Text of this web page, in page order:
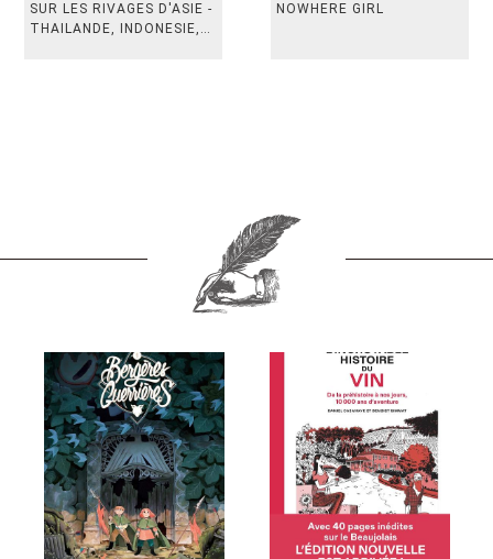
SUR LES RIVAGES D'ASIE -
THAILANDE, INDONESIE,
NOWHERE GIRL